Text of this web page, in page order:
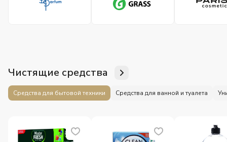
Чистящие средства
Средства для бытовой техники Средства для ванной и туалета